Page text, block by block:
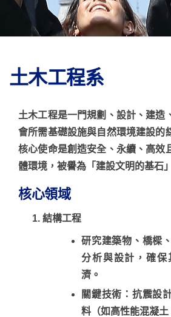
土木工程系
土木工程是一門規劃、設計、建造
會所需基礎設施與自然環境建設的
核心使命是創造安全、永續、高效
體環境，被譽為「建設文明的基石
核心領域
結構工程
研究建築物、橋樑
分析與設計，確保
濟。
關鍵技術：抗震設
料（如高性能混凝土